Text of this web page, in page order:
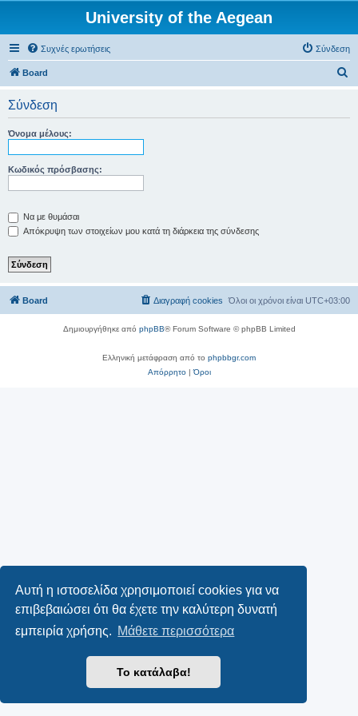
Αυτή η ιστοσελίδα χρησιμοποιεί cookies για να
επιβεβαιώσει ότι θα έχετε την καλύτερη δυνατή
εμπειρία χρήσης. Μάθετε περισσότερα
Το κατάλαβα!
University of the Aegean
Συχνές ερωτήσεις Σύνδεση
Board
Σύνδεση
Όνομα μέλους:
Κωδικός πρόσβασης:
Να με θυμάσαι
Απόκρυψη των στοιχείων μου κατά τη διάρκεια της σύνδεσης
Board Όλοι οι χρόνοι είναι UTC+03:00
Διαγραφή cookies
Δημιουργήθηκε από phpBB® Forum Software © phpBB Limited
Ελληνική μετάφραση από το phpbbgr.com
Απόρρητο|Όροι